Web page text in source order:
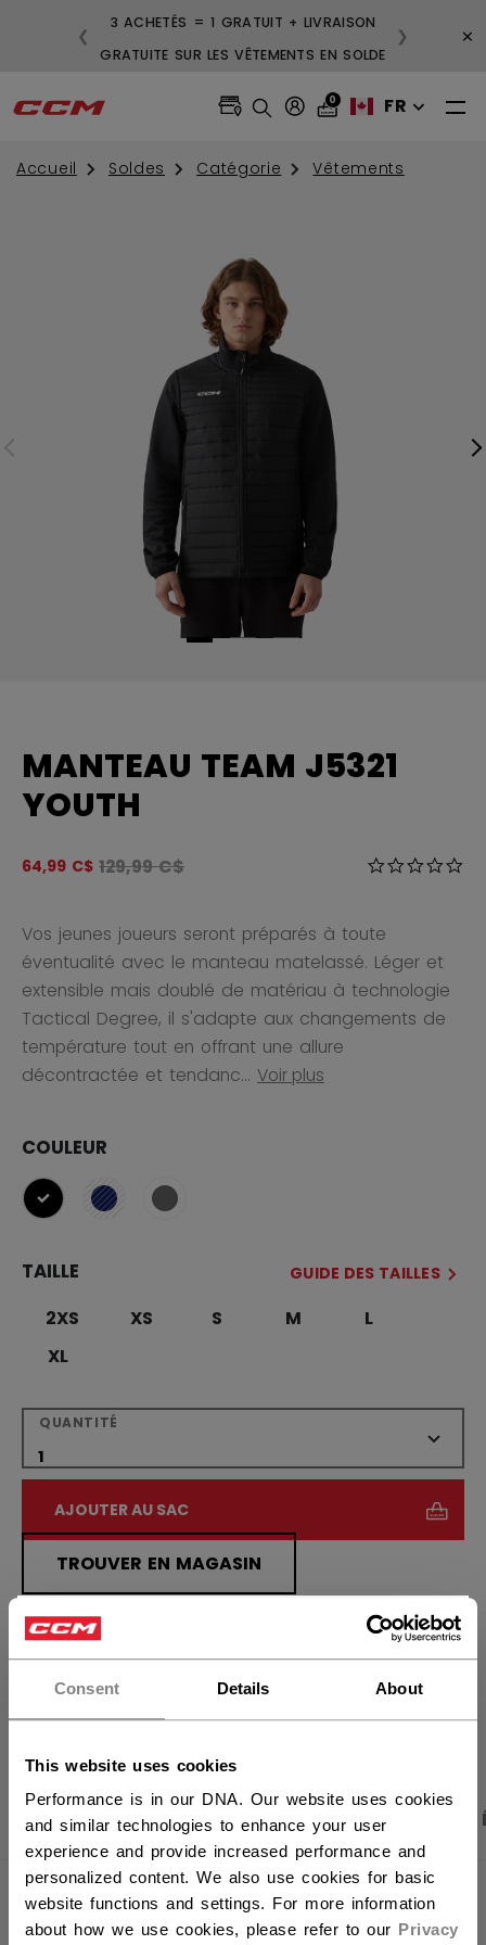
Consent Details About
This website uses cookies
Performance is in our DNA. Our website uses cookies
and similar technologies to enhance your user
experience and provide increased performance and
personalized content. We also use cookies for basic
website functions and settings. For more information
about how we use cookies, please refer to our Privacy
Vous souhaitez expédier des
produits aux États-Unis ?
3 ACHETÉS = 1 GRATUIT + LIVRAISON
GRATUITE SUR LES VÊTEMENTS EN SOLDE
❮ ❯ ×
0 FR
Accueil Soldes Catégorie Vêtements
MANTEAU TEAM J5321
YOUTH
64,99 C$ Le prix original avant le rabais était
129,99 C$ 3,6 sur 5
Vos jeunes joueurs seront préparés à toute
éventualité avec le manteau matelassé. Léger et
extensible mais doublé de matériau à technologie
Tactical Degree, il s'adapte aux changements de
température tout en offrant une allure
décontractée et tendanc... Voir plus
COULEUR
sélectionné
TAILLE GUIDE DES TAILLES
2XS XS S M
L
XL
QUANTITÉ
AJOUTER AU SAC
TROUVER EN MAGASIN
Politique de livraison Retours gratuits
OUVRIR LES
PHOTOS DU PRODUIT CARACTÉRISTIQUES
CARACTÉRISTIQUES